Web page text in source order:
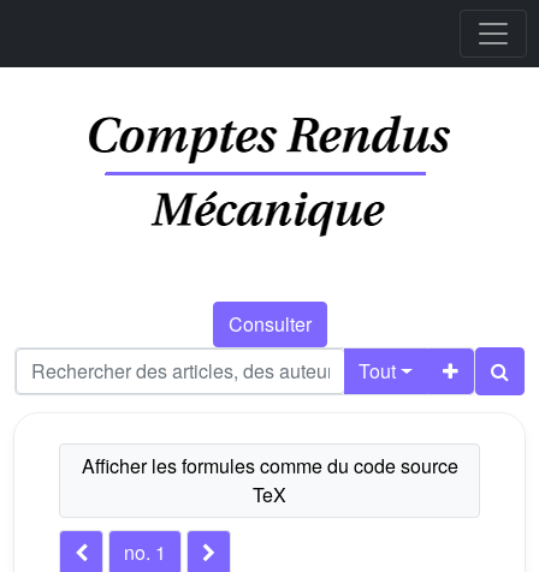
Consulter
Tout
no. 1